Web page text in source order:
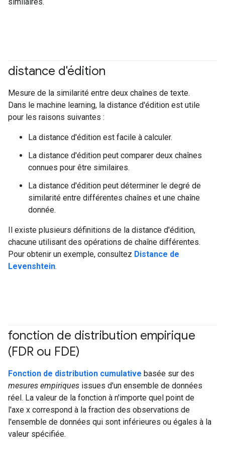
distance d'édition
Mesure de la similarité entre deux chaînes de texte.
Dans le machine learning, la distance d'édition est utile
pour les raisons suivantes :
La distance d'édition est facile à calculer.
La distance d'édition peut comparer deux chaînes
connues pour être similaires.
La distance d'édition peut déterminer le degré de
similarité entre différentes chaînes et une chaîne
donnée.
Il existe plusieurs définitions de la distance d'édition,
chacune utilisant des opérations de chaîne différentes.
Pour obtenir un exemple, consultez Distance de
Levenshtein.
fonction de distribution empirique
(FDR ou FDE)
Fonction de distribution cumulative basée sur des
mesures empiriques issues d'un ensemble de données
réel. La valeur de la fonction à n'importe quel point de
l'axe x correspond à la fraction des observations de
l'ensemble de données qui sont inférieures ou égales à la
valeur spécifiée.